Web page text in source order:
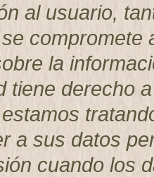
al usuario,
la
tiene derecho
a sus datos
cuando los